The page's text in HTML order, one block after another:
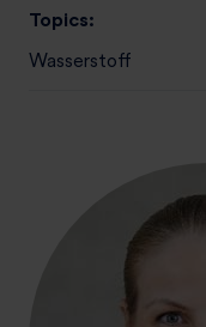
Topics:
Wasserstoff